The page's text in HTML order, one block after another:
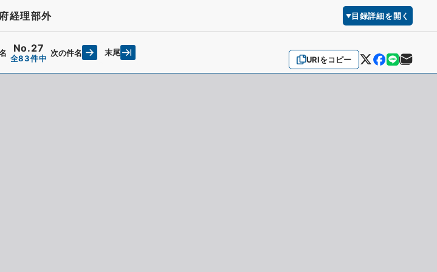
経理部外 目録詳細を開く
URIをコピー
No.27
全83件中
次の件名 末尾